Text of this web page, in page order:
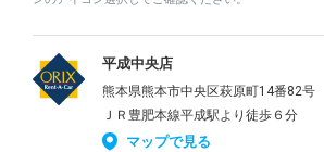
平成中央店
熊本県熊本市中央区萩原町14番82号
ＪＲ豊肥本線平成駅より徒歩６分
マップで見る